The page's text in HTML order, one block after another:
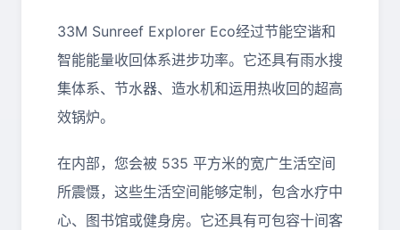
33M Sunreef Explorer Eco经过节能空谐和
智能能量收回体系进步功率。它还具有雨水搜
集体系、节水器、造水机和运用热收回的超高
效锅炉。
在内部，您会被 535 平方米的宽广生活空间
所震慑，这些生活空间能够定制，包含水疗中
心、图书馆或健身房。它还具有可包容十间客